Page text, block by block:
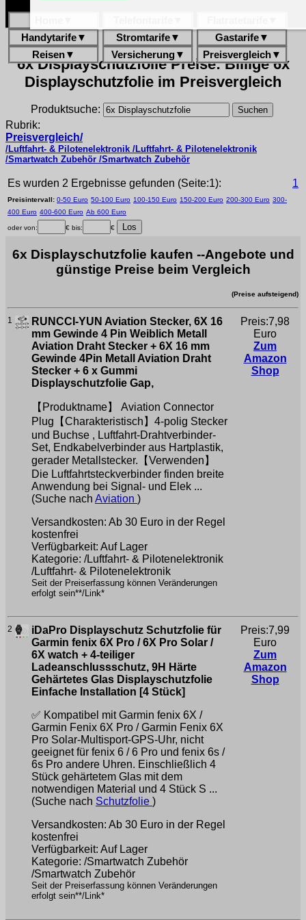
Handytarife▼ Stromtarife▼ Gastarife▼
Reisen▼ Versicherung▼ Preisvergleich▼
6x Displayschutzfolie Preise: Billige 6x
Displayschutzfolie im Preisvergleich
Produktsuche:
Rubrik:
Preisvergleich/
/Luftfahrt- & Pilotenelektronik /Luftfahrt- & Pilotenelektronik
/Smartwatch Zubehör /Smartwatch Zubehör
Es wurden 2 Ergebnisse gefunden (Seite:1): 1
Preisintervall: 0-50 Euro 50-100 Euro 100-150 Euro 150-200 Euro 200-300 Euro 300-
400 Euro 400-600 Euro Ab 600 Euro
oder von: € bis: €
6x Displayschutzfolie kaufen --Angebote und
günstige Preise beim Vergleich
(Preise aufsteigend)
1
RUNCCI-YUN Aviation Stecker, 6X 16
mm Gewinde 4 Pin Weiblich Metall
Aviation Draht Stecker + 6X 16 mm
Gewinde 4Pin Metall Aviation Draht
Stecker + 6 x Gummi
Displayschutzfolie Gap,
【Produktname】 Aviation Connector
Plug【Charakteristisch】4-polig Stecker
und Buchse , Luftfahrt-Drahtverbinder-
Set, Endkabelverbinder aus Hartplastik,
gerader Metallstecker.【Verwenden】
Die Luftfahrtsteckverbinder finden breite
Anwendung bei Signal- und Elek ...
(Suche nach Aviation )
Versandkosten: Ab 30 Euro in der Regel
kostenfrei
Verfügbarkeit: Auf Lager
Kategorie: /Luftfahrt- & Pilotenelektronik
/Luftfahrt- & Pilotenelektronik
Seit der Preiserfassung können Veränderungen
erfolgt sein**/Link*
Preis:7,98
Euro
Zum
Amazon
Shop
2
iDaPro Displayschutz Schutzfolie für
Garmin fenix 6X Pro / 6X Pro Solar /
6X watch + 4-teiliger
Ladeanschlussschutz, 9H Härte
Gehärtetes Glas Displayschutzfolie
Einfache Installation [4 Stück]
✅ Kompatibel mit Garmin fenix 6X /
Garmin Fenix 6X Pro / Garmin Fenix 6X
Pro Solar-Multisport-GPS-Uhr, nicht
geeignet für fenix 6 / 6 Pro und fenix 6s /
6s Pro andere Uhren. Einschließlich 4
Stück gehärtetem Glas mit dem
notwendigen Material und 4 Stück S ...
(Suche nach Schutzfolie )
Versandkosten: Ab 30 Euro in der Regel
kostenfrei
Verfügbarkeit: Auf Lager
Kategorie: /Smartwatch Zubehör
/Smartwatch Zubehör
Seit der Preiserfassung können Veränderungen
erfolgt sein**/Link*
Preis:7,99
Euro
Zum
Amazon
Shop